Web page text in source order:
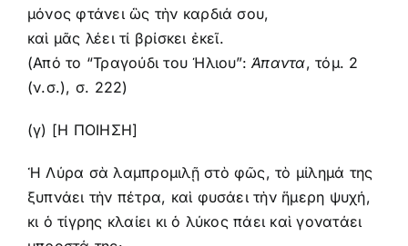
μόνος φτάνει ὣς τὴν καρδιά σου,
καὶ μᾶς λέει τί βρίσκει ἐκεῖ.
(Από το “Τραγούδι του Ήλιου”:Άπαντα,τόμ. 2
(ν.σ.), σ. 222)
(γ) [Η ΠΟΙΗΣΗ]
Ἡ Λύρα σὰ λαμπρομιλῇ στὸ φῶς, τὸ μίλημά της
ξυπνάει τὴν πέτρα, καὶ φυσάει τὴν ἥμερη ψυχή,
κι ὁ τίγρης κλαίει κι ὁ λύκος πάει καὶ γονατάει